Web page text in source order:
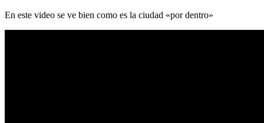
En este video se ve bien como es la ciudad «por dentro»